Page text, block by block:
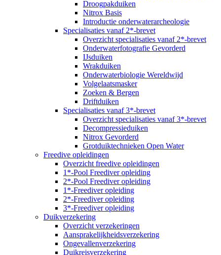
Droogpakduiken
Nitrox Basis
Introductie onderwaterarcheologie
Specialisaties vanaf 2*-brevet
Overzicht specialisaties vanaf 2*-brevet
Onderwaterfotografie Gevorderd
IJsduiken
Wrakduiken
Onderwaterbiologie Wereldwijd
Volgelaatsmasker
Zoeken & Bergen
Driftduiken
Specialisaties vanaf 3*-brevet
Overzicht specialisaties vanaf 3*-brevet
Decompressieduiken
Nitrox Gevorderd
Grotduiktechnieken Open Water
Freedive opleidingen
Overzicht freedive opleidingen
1*-Pool Freediver opleiding
2*-Pool Freediver opleiding
1*-Freediver opleiding
2*-Freediver opleiding
3*-Freediver opleiding
Duikverzekering
Overzicht verzekeringen
Aansprakelijkheidsverzekering
Ongevallenverzekering
Duikreisverzekering